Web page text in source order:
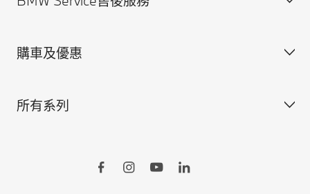
預約賞車
BMW Service售後服務概覽
BMW原廠加裝品
購車及優惠
訂製您的BMW
所有系列